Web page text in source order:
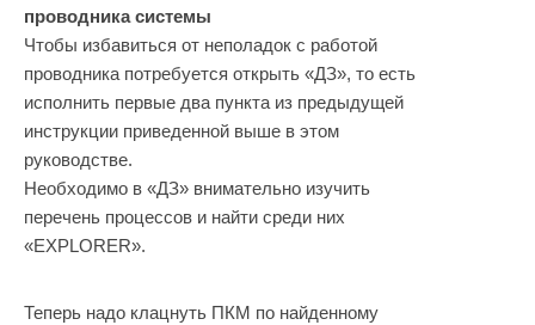
проводника системы
Чтобы избавиться от неполадок с работой
проводника потребуется открыть «ДЗ», то есть
исполнить первые два пункта из предыдущей
инструкции приведенной выше в этом
руководстве.
Необходимо в «ДЗ» внимательно изучить
перечень процессов и найти среди них
«EXPLORER».
Теперь надо клацнуть ПКМ по найденному